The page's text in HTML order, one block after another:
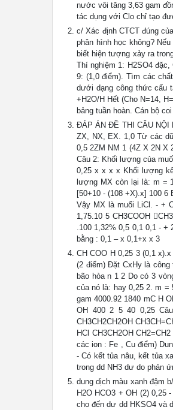
nước vôi tăng 3,63 gam
tác dụng với Clo chỉ tạo
c/ Xác định CTCT đúng
phân hình học không?
biết hiện tượng xảy ra
Thí nghiệm 1: H2SO4 đặc,
9: (1,0 điểm). Tìm các
dưới dạng công thức cấu
+H2O/H Hết (Cho N=14,
bảng tuần hoàn. Cán bộ
ĐÁP ÁN ĐỀ THI CÂU NỘI
ZX, NX, EX. 1,0 Từ các
0,5 2ZM NM 1 (4Z X 2N
Câu 2: Khối lượng của
0,25 x x x x Khối lượng
lượng MX còn lại là: m =
[50+10 - (108 +X).x] 100
Vậy MX là muối LiCl. - +
1,75.10 5 CH3COOH
.100 1,32% 0,5 0,1 0,1 - +
bằng : 0,1 – x 0,1+x x 3
CH COO H 0,25 3 (0,1
(2 điểm) Đặt CxHy là
bão hòa n 1 2 Do có 3
của nó là: hay 0,25 2. m =
gam 4000.92 1840 mC H
OH 400 2 5 40 0,25
CH3CH2CH2OH
HCl CH3CH2OH
các ion : Fe , Cu điểm)
- Có kết tủa nâu, kết tủa
trong dd NH3 dư do phản
dung dịch màu xanh đậm
H2O HCO3 + OH (2) 0,25
cho đến dư dd HKSO4 và